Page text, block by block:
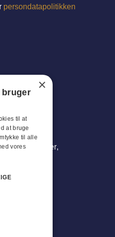
persondatapolitikken
– vi er din
totalløsninger,
forretning.
×
bruger
til at
at bruge
til alle
vores